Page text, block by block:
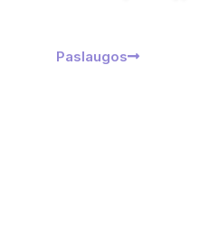
Paslaugos